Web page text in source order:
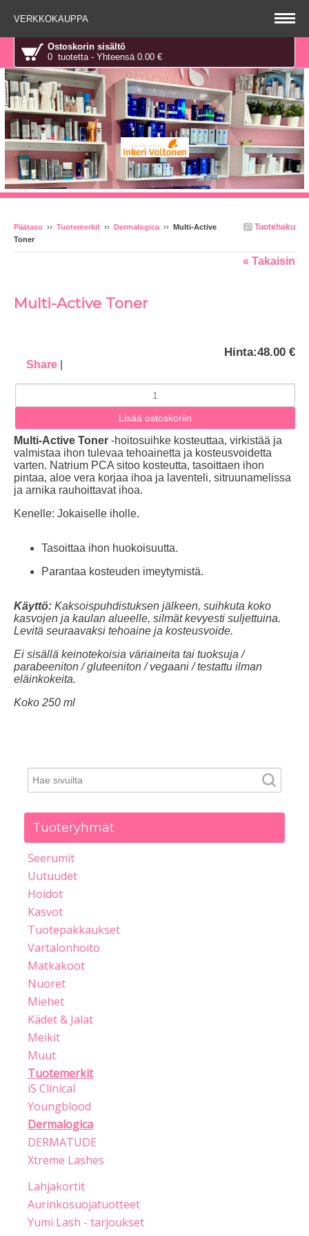
VERKKOKAUPPA
Ostoskorin sisältö
0 tuotetta - Yhteensä 0.00 €
Tuotehaku
Päätaso ›› Tuotemerkit ›› Dermalogica››
Multi-Active
Toner
« Takaisin
Multi-Active Toner
Share
Hinta:48.00 €
Multi-Active Toner -hoitosuihke kosteuttaa, virkistää ja
valmistaa ihon tulevaa tehoainetta ja kosteusvoidetta
varten. Natrium PCA sitoo kosteutta, tasoittaen ihon
pintaa, aloe vera korjaa ihoa ja laventeli, sitruunamelissa
ja arnika rauhoittavat ihoa.
Kenelle: Jokaiselle iholle.
Tasoittaa ihon huokoisuutta.
Parantaa kosteuden imeytymistä.
Käyttö: Kaksoispuhdistuksen jälkeen, suihkuta koko
kasvojen ja kaulan alueelle, silmät kevyesti suljettuina.
Levitä seuraavaksi tehoaine ja kosteusvoide.
Ei sisällä keinotekoisia väriaineita tai tuoksuja /
parabeeniton / gluteeniton / vegaani / testattu ilman
eläinkokeita.
Koko 250 ml
Tuoteryhmät
Seerumit
Uutuudet
Hoidot
Kasvot
Tuotepakkaukset
Vartalonhoito
Matkakoot
Nuoret
Miehet
Kädet & Jalat
Meikit
Muut
Tuotemerkit
iS Clinical
Youngblood
Dermalogica
DERMATUDE
Xtreme Lashes
Lahjakortit
Aurinkosuojatuotteet
Yumi Lash - tarjoukset